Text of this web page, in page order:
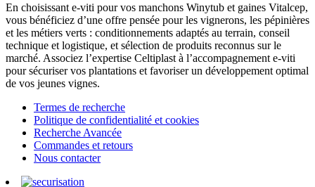
En choisissant e-viti pour vos manchons Winytub et gaines Vitalcep,
vous bénéficiez d’une offre pensée pour les vignerons, les pépinières
et les métiers verts : conditionnements adaptés au terrain, conseil
technique et logistique, et sélection de produits reconnus sur le
marché. Associez l’expertise Celtiplast à l’accompagnement e-viti
pour sécuriser vos plantations et favoriser un développement optimal
de vos jeunes vignes.
Termes de recherche
Politique de confidentialité et cookies
Recherche Avancée
Commandes et retours
Nous contacter